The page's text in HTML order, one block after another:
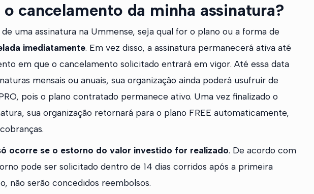
cancelamento da minha assinatura?
uma assinatura na Ummense, seja qual for o plano ou a forma de
imediatamente. Em vez disso, a assinatura permanecerá ativa até
em que o cancelamento solicitado entrará em vigor. Até essa data
mensais ou anuais, sua organização ainda poderá usufruir de
pois o plano contratado permanece ativo. Uma vez finalizado o
sua organização retornará para o plano FREE automaticamente,
ocorre se o estorno do valor investido for realizado. De acordo com
pode ser solicitado dentro de 14 dias corridos após a primeira
não serão concedidos reembolsos.